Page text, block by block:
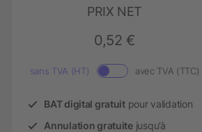
PRIX NET
0,52 €
sans TVA (HT) avec TVA (TTC)
BAT digital gratuitpour validation
Annulation gratuitejusqu’à